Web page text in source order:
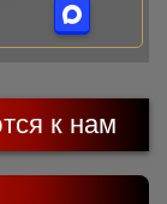
к нам